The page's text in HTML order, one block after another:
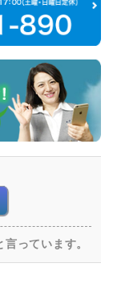
っています。